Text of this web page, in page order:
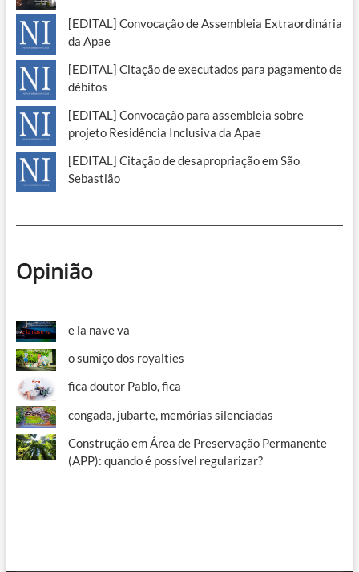
[EDITAL] Convocação de Assembleia Extraordinária
da Apae
[EDITAL] Citação de executados para pagamento de
débitos
[EDITAL] Convocação para assembleia sobre
projeto Residência Inclusiva da Apae
[EDITAL] Citação de desapropriação em São
Sebastião
Opinião
e la nave va
o sumiço dos royalties
fica doutor Pablo, fica
congada, jubarte, memórias silenciadas
Construção em Área de Preservação Permanente
(APP): quando é possível regularizar?